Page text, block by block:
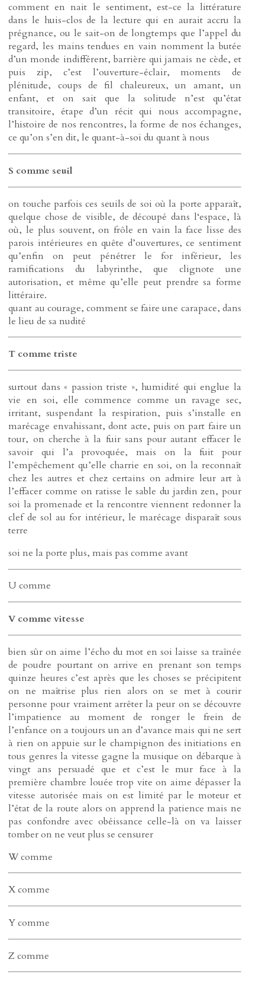
comment en nait le sentiment, est-ce la littérature
dans le huis-clos de la lecture qui en aurait accru la
prégnance, ou le sait-on de longtemps que l’appel du
regard, les mains tendues en vain nomment la butée
d’un monde indifférent, barrière qui jamais ne cède, et
puis zip, c’est l’ouverture-éclair, moments de
plénitude, coups de fil chaleureux, un amant, un
enfant, et on sait que la solitude n’est qu’état
transitoire, étape d’un récit qui nous accompagne,
l’histoire de nos rencontres, la forme de nos échanges,
ce qu’on s’en dit, le quant-à-soi du quant à nous
S comme seuil
on touche parfois ces seuils de soi où la porte apparaît,
quelque chose de visible, de découpé dans l‘espace, là
où, le plus souvent, on frôle en vain la face lisse des
parois intérieures en quête d’ouvertures, ce sentiment
qu’enfin on peut pénétrer le for inférieur, les
ramifications du labyrinthe, que clignote une
autorisation, et même qu’elle peut prendre sa forme
littéraire.
quant au courage, comment se faire une carapace, dans
le lieu de sa nudité
T comme triste
surtout dans « passion triste », humidité qui englue la
vie en soi, elle commence comme un ravage sec,
irritant, suspendant la respiration, puis s’installe en
marécage envahissant, dont acte, puis on part faire un
tour, on cherche à la fuir sans pour autant effacer le
savoir qui l’a provoquée, mais on la fuit pour
l’empêchement qu’elle charrie en soi, on la reconnaît
chez les autres et chez certains on admire leur art à
l’effacer comme on ratisse le sable du jardin zen, pour
soi la promenade et la rencontre viennent redonner la
clef de sol au for intérieur, le marécage disparaît sous
terre
soi ne la porte plus, mais pas comme avant
U comme
V comme vitesse
bien sûr on aime l’écho du mot en soi laisse sa traînée
de poudre pourtant on arrive en prenant son temps
quinze heures c’est après que les choses se précipitent
on ne maîtrise plus rien alors on se met à courir
personne pour vraiment arrêter la peur on se découvre
l’impatience au moment de ronger le frein de
l’enfance on a toujours un an d’avance mais qui ne sert
à rien on appuie sur le champignon des initiations en
tous genres la vitesse gagne la musique on débarque à
vingt ans persuadé que et c’est le mur face à la
première chambre louée trop vite on aime dépasser la
vitesse autorisée mais on est limité par le moteur et
l’état de la route alors on apprend la patience mais ne
pas confondre avec obéissance celle-là on va laisser
tomber on ne veut plus se censurer
W comme
X comme
Y comme
Z comme